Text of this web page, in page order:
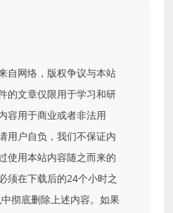
自网络，版权争议与本站
的文章仅限用于学习和研
容用于商业或者非法用
用户自负，我们不保证内
使用本站内容随之而来的
须在下载后的24个小时之
彻底删除上述内容。如果